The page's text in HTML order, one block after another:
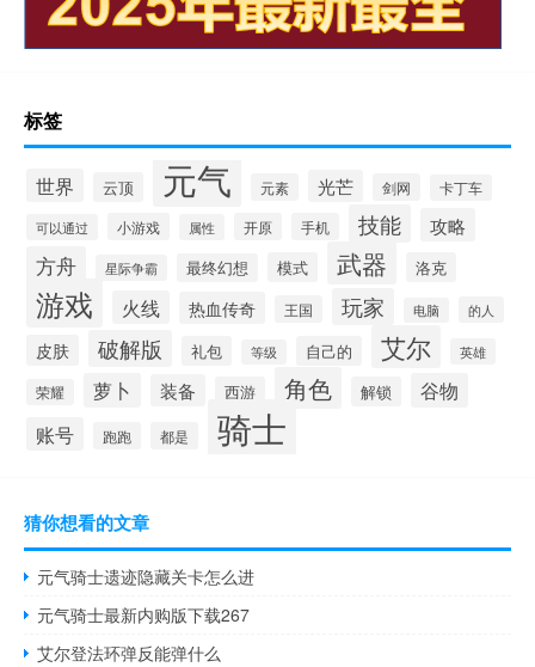
标签
世界 云顶 元气 元素 光芒 剑网 卡丁车
可以通过 小游戏 属性 开原 手机 技能 攻略
方舟 星际争霸 最终幻想 模式 武器 洛克
游戏 火线 热血传奇 王国 玩家 电脑 的人
皮肤 破解版 礼包 等级 自己的 艾尔 英雄
荣耀 萝卜 装备 西游 角色 解锁 谷物
账号 跑跑 都是 骑士
猜你想看的文章
元气骑士遗迹隐藏关卡怎么进
元气骑士最新内购版下载267
艾尔登法环弹反能弹什么